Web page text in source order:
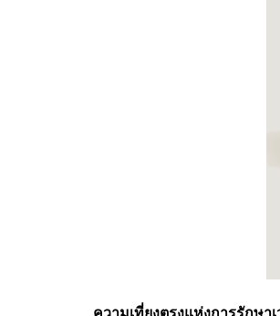
ความเที่ยงตรงแห่งการรักษา